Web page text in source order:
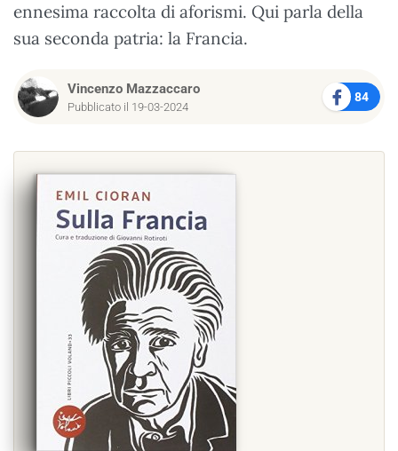
ennesima raccolta di aforismi. Qui parla della
sua seconda patria: la Francia.
Vincenzo Mazzaccaro
Pubblicato il 19-03-2024
84